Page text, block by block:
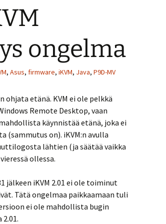
ongelma
, Asus, firmware, iKVM, Java, P9D-MV
etänä. KVM ei ole pelkkä
Remote Desktop, vaan
käynnistää etänä, joka ei
on). iKVM:n avulla
lähtien (ja säätää vaikka
ollessa.
jälkeen iKVM 2.01 ei ole toiminut
Tätä ongelmaa paikkaamaan tuli
ei ole mahdollista bugin